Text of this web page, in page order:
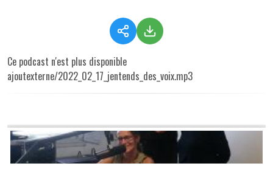
Ce podcast n'est plus disponible
ajoutexterne/2022_02_17_jentends_des_voix.mp3